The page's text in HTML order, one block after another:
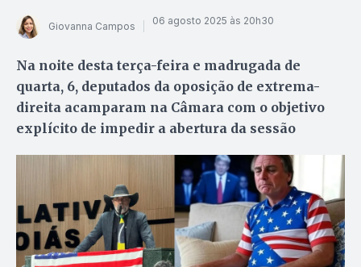
Giovanna Campos 06 agosto 2025 às 20h30
Na noite desta terça-feira e madrugada de
quarta, 6, deputados da oposição de extrema-
direita acamparam na Câmara com o objetivo
explícito de impedir a abertura da sessão